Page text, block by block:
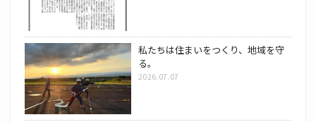
私たちは住まいをつくり、地域を守
る。
2026.07.07